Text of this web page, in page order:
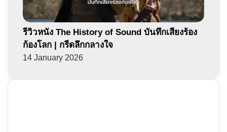
รีวิวหนัง The History of Sound บันทึกเสียงร้อง
ก้องโลก | กรีดลึกกลางใจ
14 January 2026